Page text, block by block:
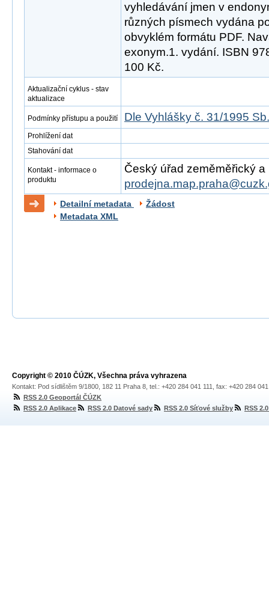
vyhledávání jmen v
různých písmech vydána
obvyklém formátu PDF.
exonym.1. vydání. ISBN
100 Kč.
Aktualizační cyklus - stav
aktualizace
Podmínky přístupu a použití Dle Vyhlášky č. 31/1995 Sb.
Prohlížení dat
Stahování dat
Kontakt - informace o
produktu
Český úřad zeměměřický
Detailní metadata
Žádost
Metadata XML
Copyright © 2010 ČÚZK, Všechna práva vyhrazena
Kontakt: Pod sídlištěm 9/1800, 182 11 Praha 8, tel.: +420 284 041 111, fax: +420 284
RSS 2.0 Geoportál ČÚZK
RSS 2.0 Aplikace
RSS 2.0 Datové sady RSS 2.0 Síťové služby RSS